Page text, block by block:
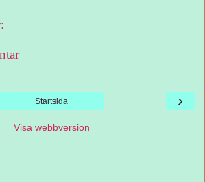
›
Startsida
Visa webbversion